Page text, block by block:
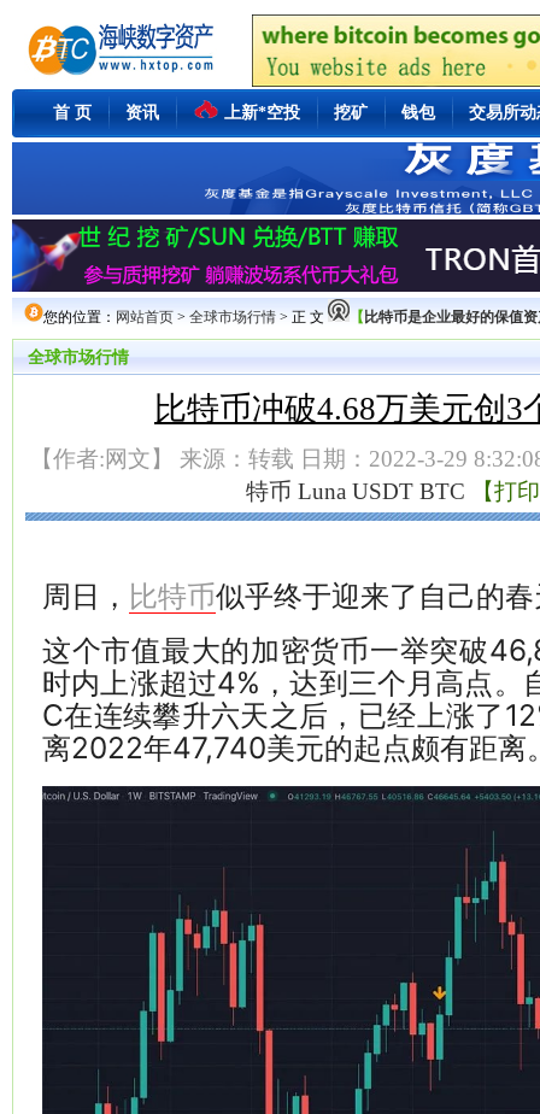
首 页 资讯 上新*空投 挖矿 钱包 交易所动
您的位置： 网站首页 > 全球市场行情 > 正 文 【 比特币是企业最好的保值
全球市场行情
比特币冲破4.68万美元创3
【作者:网文】 来源：转载 日期：2022-3-29
特币 Luna USDT BTC 【打
周日， 比特币似乎终于迎来了自己的
这个市值最大的加密货币一举突破
时内上涨超过4%，达到三个月高点。
C在连续攀升六天之后，已经上涨了
离2022年47,740美元的起点颇有距离